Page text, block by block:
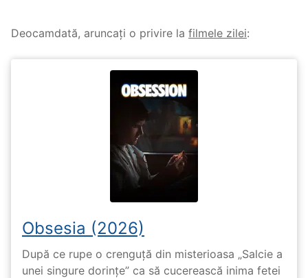
Deocamdată, aruncați o privire la filmele zilei:
Obsesia (2026)
După ce rupe o crenguță din misterioasa „Salcie a
unei singure dorințe” ca să cucerească inima fetei